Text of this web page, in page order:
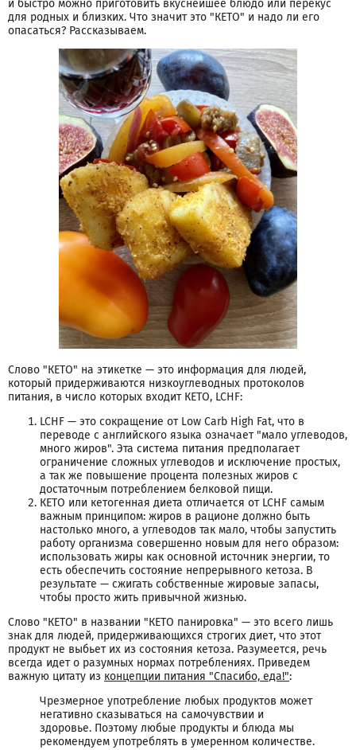
и быстро можно приготовить вкуснейшее блюдо или перекус
для родных и близких. Что значит это "КЕТО" и надо ли его
опасаться? Рассказываем.
Слово "КЕТО" на этикетке — это информация для людей,
который придерживаются низкоуглеводных протоколов
питания, в число которых входит КЕТО, LCHF:
LCHF — это сокращение от Low Carb High Fat, что в
переводе с английского языка означает "мало углеводов,
много жиров". Эта система питания предполагает
ограничение сложных углеводов и исключение простых,
а так же повышение процента полезных жиров с
достаточным потреблением белковой пищи.
КЕТО или кетогенная диета отличается от LCHF самым
важным принципом: жиров в рационе должно быть
настолько много, а углеводов так мало, чтобы запустить
работу организма совершенно новым для него образом:
использовать жиры как основной источник энергии, то
есть обеспечить состояние непрерывного кетоза. В
результате — сжигать собственные жировые запасы,
чтобы просто жить привычной жизнью.
Слово "КЕТО" в названии "КЕТО панировка" — это всего лишь
знак для людей, придерживающихся строгих диет, что этот
продукт не выбьет их из состояния кетоза. Разумеется, речь
всегда идет о разумных нормах потреблениях. Приведем
важную цитату из концепции питания "Спасибо, еда!":
Чрезмерное употребление любых продуктов может
негативно сказываться на самочувствии и
здоровье. Поэтому любые продукты и блюда мы
рекомендуем употреблять в умеренном количестве.